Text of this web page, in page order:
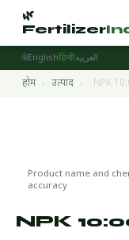
🌿
Fertilizer
🌐Englishहिन्दीالعربية
होम › उत्पाद › NPK
Product name and
accuracy
NPK